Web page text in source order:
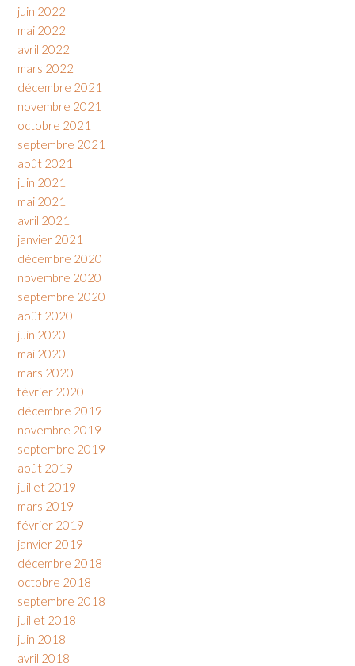
juin 2022
mai 2022
avril 2022
mars 2022
décembre 2021
novembre 2021
octobre 2021
septembre 2021
août 2021
juin 2021
mai 2021
avril 2021
janvier 2021
décembre 2020
novembre 2020
septembre 2020
août 2020
juin 2020
mai 2020
mars 2020
février 2020
décembre 2019
novembre 2019
septembre 2019
août 2019
juillet 2019
mars 2019
février 2019
janvier 2019
décembre 2018
octobre 2018
septembre 2018
juillet 2018
juin 2018
avril 2018